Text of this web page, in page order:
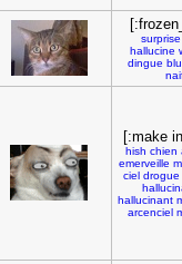
surprise
hallucine
dingue
[:make
hish chien
emerveille
ciel drogue
hallucinant
arcenciel